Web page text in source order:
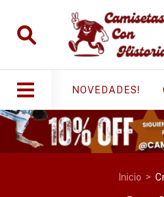
NOVEDADES!
Inicio >